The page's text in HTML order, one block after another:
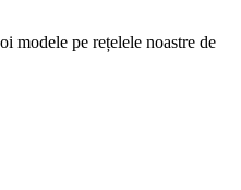
modele pe rețelele noastre de